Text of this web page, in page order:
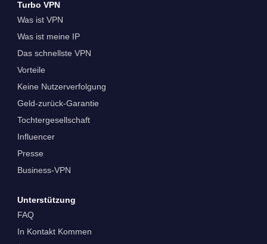
Turbo VPN
Was ist VPN
Was ist meine IP
Das schnellste VPN
Vorteile
Keine Nutzerverfolgung
Geld-zurück-Garantie
Tochtergesellschaft
Influencer
Presse
Business-VPN
Unterstützung
FAQ
In Kontakt Kommen